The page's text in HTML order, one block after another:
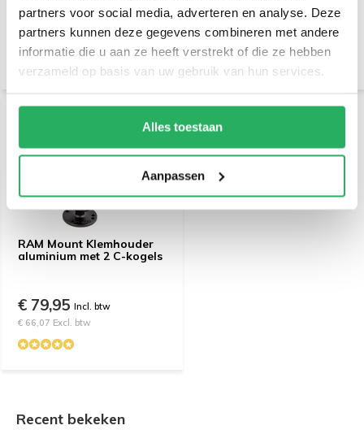
partners voor social media, adverteren en analyse. Deze
partners kunnen deze gegevens combineren met andere
informatie die u aan ze heeft verstrekt of die ze hebben
verzameld op basis van uw gebruik van hun services.
Alles toestaan
Aanpassen
€ 21,95
€ 18,14 Excl. btw
€ 46,95
RAM Mount Klemhouder
aluminium met 2 C-kogels
€ 79,95 Incl. btw
€ 66,07 Excl. btw
Recent bekeken